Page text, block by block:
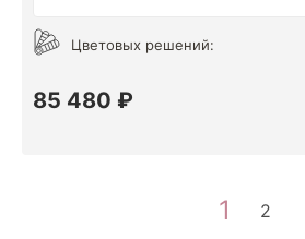
Цветовых решений:
85 480 ₽
1 2